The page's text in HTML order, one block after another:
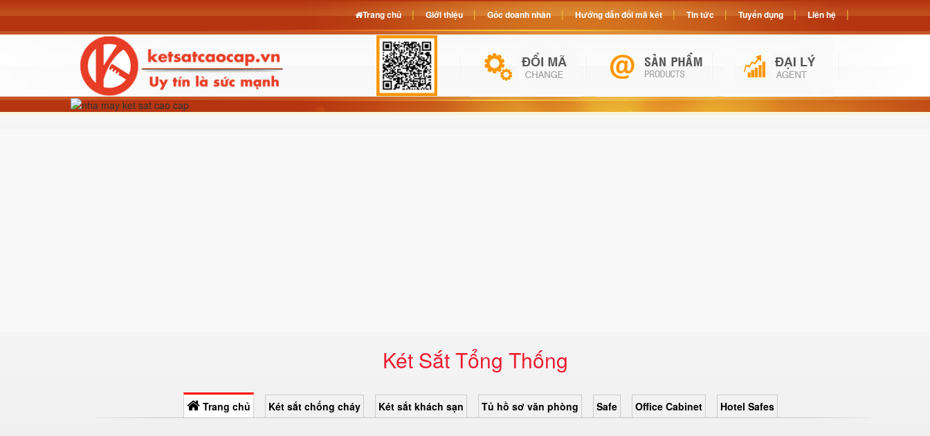
Két Sắt Tổng Thống
Trang chủ Két sắt chống cháy Két sắt khách sạn Tủ hồ sơ văn phòng Safe Office Cabinet Hotel Safes
Trang chủ Giới thiệu Góc doanh nhân Hướng dẫn đổi mã két Tin tức Tuyển dụng Liên hệ